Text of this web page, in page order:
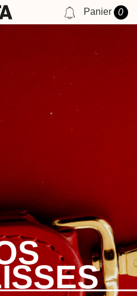
POUR LE MOMENT.
Panier 0